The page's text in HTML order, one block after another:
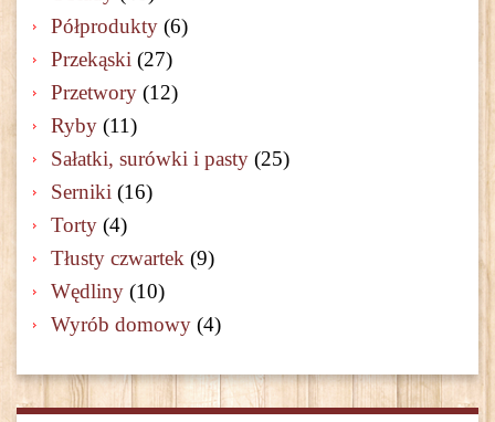
Półprodukty (6)
Przekąski (27)
Przetwory (12)
Ryby (11)
Sałatki, surówki i pasty (25)
Serniki (16)
Torty (4)
Tłusty czwartek (9)
Wędliny (10)
Wyrób domowy (4)